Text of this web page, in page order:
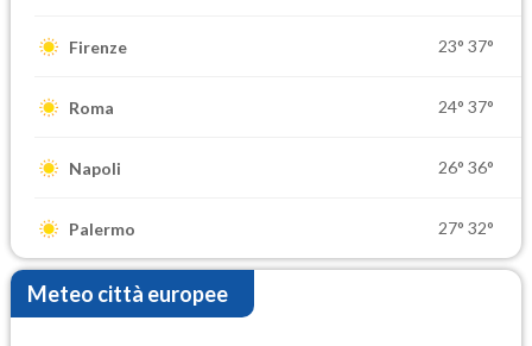
Firenze 23° 37°
Roma 24° 37°
Napoli 26° 36°
Palermo 27° 32°
Meteo città europee